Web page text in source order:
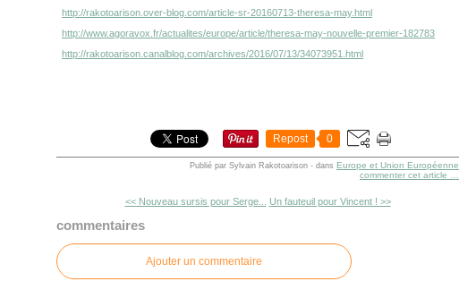
http://rakotoarison.over-blog.com/article-sr-20160713-theresa-may.html
http://www.agoravox.fr/actualites/europe/article/theresa-may-nouvelle-premier-182783
http://rakotoarison.canalblog.com/archives/2016/07/13/34073951.html
Repost 0
Publié par Sylvain Rakotoarison - dans Europe et Union Européenne
commenter cet article
<< Nouveau sursis pour Serge... Un fauteuil pour Vincent ! >>
commentaires
Ajouter un commentaire